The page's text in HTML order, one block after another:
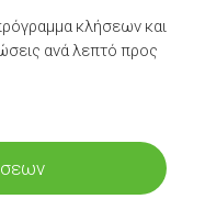
κλήσεων και
ανά λεπτό προς